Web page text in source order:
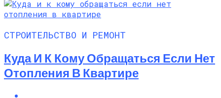
СТРОИТЕЛЬСТВО И РЕМОНТ
Куда И К Кому Обращаться Если Нет
Отопления В Квартире